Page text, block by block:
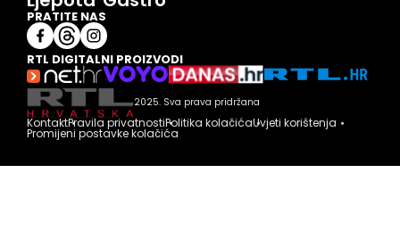
PRATITE NAS
RTL DIGITALNI PROIZVODI
2025. Sva prava pridržana
KontaktPravila privatnostiPolitika kolačićaUvjeti korištenja
Promijeni postavke kolačića